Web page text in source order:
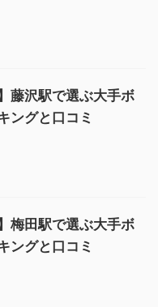
藤沢駅で選ぶ大手ボ
ングと口コミ
梅田駅で選ぶ大手ボ
ングと口コミ